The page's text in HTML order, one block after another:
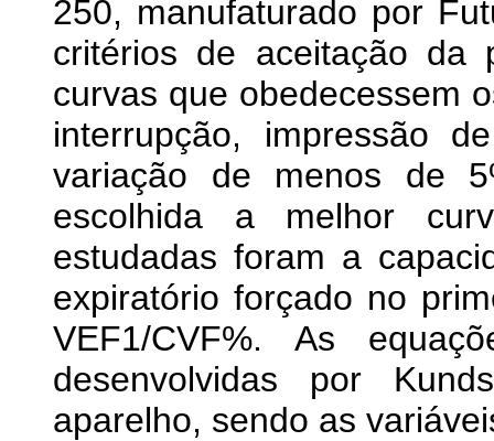
250, manufaturado por
critérios de aceitação da
curvas que obedecessem
interrupção, impressão
variação de menos de
escolhida a melhor
estudadas foram a
expiratório forçado no
VEF1/CVF%. As
desenvolvidas por
aparelho, sendo as